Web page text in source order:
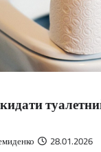
28.01.2026